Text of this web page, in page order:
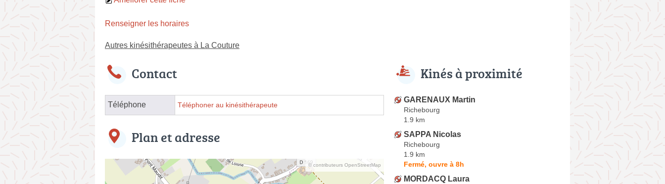
Renseigner les horaires
Autres kinésithérapeutes à La Couture
Contact
Téléphone Téléphoner au kinésithérapeute
Plan et adresse
© contributeurs OpenStreetMap
Kinés à proximité
GARENAUX Martin
Richebourg
1.9 km
SAPPA Nicolas
Richebourg
1.9 km
Fermé, ouvre à 8h
MORDACQ Laura